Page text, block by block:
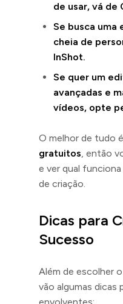
de usar, vá de
Se busca uma
cheia de
InShot.
Se quer um
avançadas e
vídeos, opte
O melhor de tudo
gratuitos, então
e ver qual
de criação.
Dicas para
Sucesso
Além de escolher
vão algumas dicas